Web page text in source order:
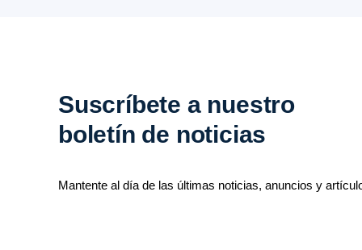
Suscríbete a nuestro
boletín de noticias
Mantente al día de las últimas noticias, anuncios y